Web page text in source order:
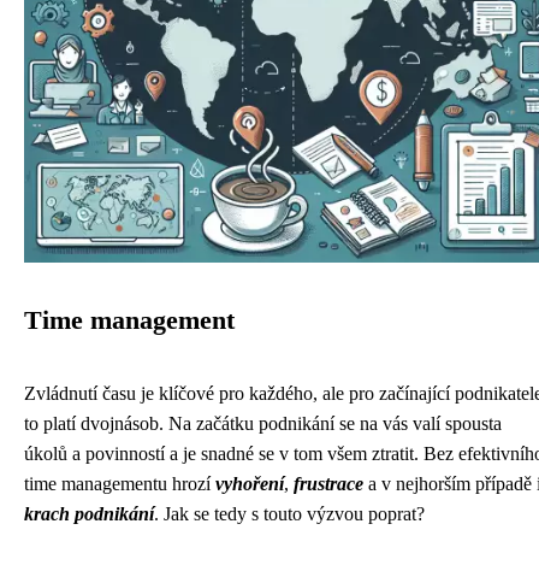
Time management
Zvládnutí času je klíčové pro každého, ale pro začínající
to platí dvojnásob. Na začátku podnikání se na vás valí spousta
úkolů a povinností a je snadné se v tom všem ztratit. Bez
time managementu hrozívyhoření, frustrace a v nejhorším případě
krach podnikání. Jak se tedy s touto výzvou poprat?